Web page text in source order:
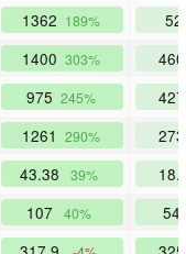
1362 189%
1400 303%
975 245%
1261 290%
43.38 39%
107 40%